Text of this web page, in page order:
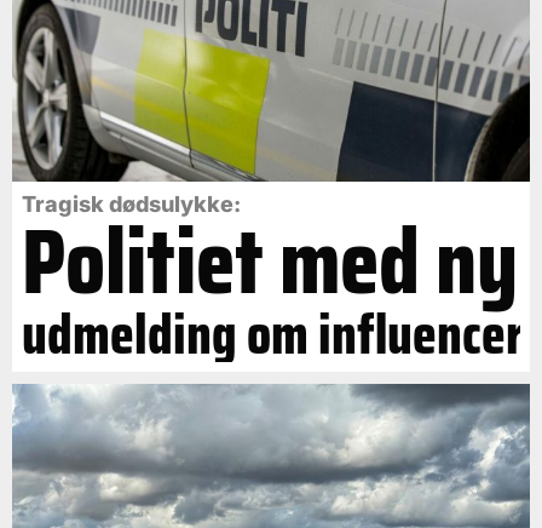
Tragisk dødsulykke:
Politiet med ny
udmelding om influencer